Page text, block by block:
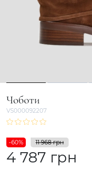
1 2
Чоботи
VS000092207
-60% 11 968 грн
4 787 грн